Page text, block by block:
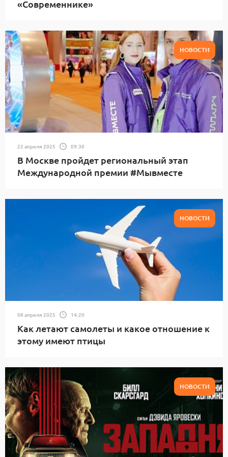
«Современнике»
НОВОСТИ
22 апреля 2025 09:30
В Москве пройдет региональный этап
Международной премии #Мывместе
НОВОСТИ
08 апреля 2025 14:20
Как летают самолеты и какое отношение к
этому имеют птицы
НОВОСТИ